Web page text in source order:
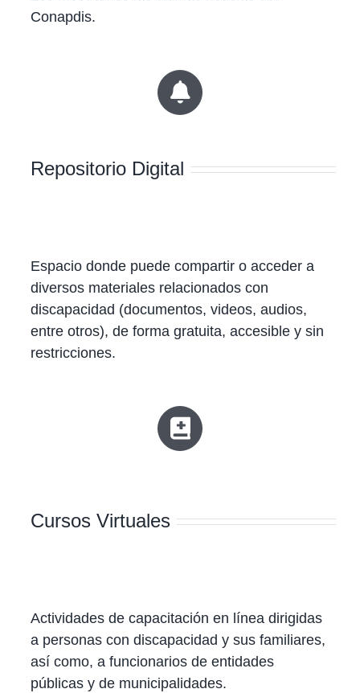
Conapdis.
Repositorio Digital
Espacio donde puede compartir o acceder a
diversos materiales relacionados con
discapacidad (documentos, videos, audios,
entre otros), de forma gratuita, accesible y sin
restricciones.
Cursos Virtuales
Actividades de capacitación en línea dirigidas
a personas con discapacidad y sus familiares,
así como, a funcionarios de entidades
públicas y de municipalidades.